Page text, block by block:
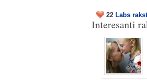
22 Labs
Interesanti